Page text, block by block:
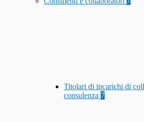
Titolari di incarichi di
consulenza 7